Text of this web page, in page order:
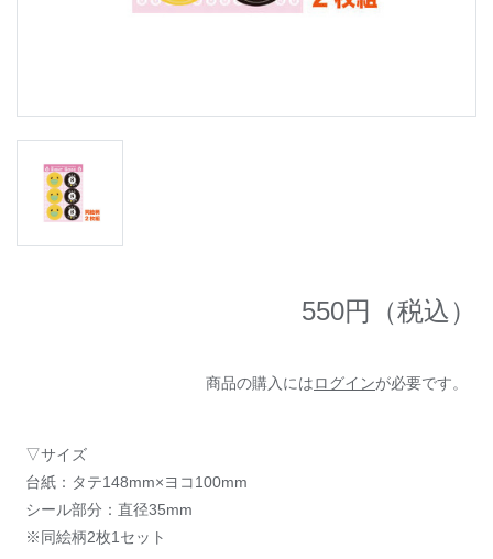
550円（税込）
商品の購入にはログインが必要です。
▽サイズ
台紙：タテ148mm×ヨコ100mm
シール部分：直径35mm
※同絵柄2枚1セット